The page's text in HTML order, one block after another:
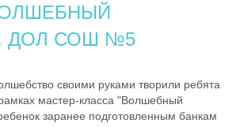
ДОЛ СОШ №5
своими руками творили ребята
мастер-класса "Волшебный
заранее подготовленным банкам